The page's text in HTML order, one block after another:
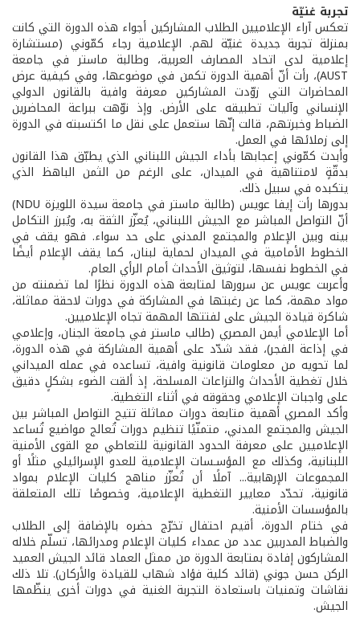
تجربة غنيّة
تعكس آراء الإعلاميين الطلاب المشاركين أجواء هذه الدورة التي كانت
بمنزلة تجربة جديدة غنيّة لهم. الإعلامية رجاء كمّوني (مستشارة
إعلامية لدى اتحاد المصارف العربية، وطالبة ماستر في جامعة
AUST)، رأت أنّ أهمية الدورة تكمن في موضوعها، وفي كيفية عرض
المحاضرات التي زوّدت المشاركين معرفة وافية بالقانون الدولي
الإنساني وآليات تطبيقه على الأرض. وإذ نوّهت ببراعة المحاضرين
الضباط وخبرتهم، قالت إنّها ستعمل على نقل ما اكتسبته في الدورة
إلى زملائها في العمل.
وأبدت كمّوني إعجابها بأداء الجيش اللبناني الذي يطبّق هذا القانون
بدقّةٍ لامتناهية في الميدان، على الرغم من الثمن الباهظ الذي
يتكبده في سبيل ذلك.
بدورها رأت إيفا عويس (طالبة ماستر في جامعة سيدة اللويزة NDU)
أنّ التواصل المباشر مع الجيش اللبناني، يُعزّز الثقة به، ويُبرز التكامل
بينه وبين الإعلام والمجتمع المدني على حد سواء. فهو يقف في
الخطوط الأمامية في الميدان لحماية لبنان، كما يقف الإعلام أيضًا
في الخطوط نفسها، لتوثيق الأحداث أمام الرأي العام.
وأعربت عويس عن سرورها لمتابعة هذه الدورة نظرًا لما تضمنته من
مواد مهمة، كما عن رغبتها في المشاركة في دورات لاحقة مماثلة،
شاكرة قيادة الجيش على لفتتها المهمة تجاه الإعلاميين.
أما الإعلامي أيمن المصري (طالب ماستر في جامعة الجنان، وإعلامي
في إذاعة الفجر)، فقد شدّد على أهمية المشاركة في هذه الدورة،
لما تحويه من معلومات قانونية وافية، تساعده في عمله الميداني
خلال تغطية الأحداث والنزاعات المسلحة، إذ ألقت الضوء بشكلٍ دقيق
على واجبات الإعلامي وحقوقه في أثناء التغطية.
وأكد المصري أهمية متابعة دورات مماثلة تتيح التواصل المباشر بين
الجيش والمجتمع المدني، متمنّيًا تنظيم دورات تُعالج مواضيع تُساعد
الإعلاميين على معرفة الحدود القانونية للتعاطي مع القوى الأمنية
اللبنانية، وكذلك مع المؤسـسات الإعلامية للعدو الإسرائيلي مثلًا أو
المجموعات الإرهابية... آملًا أن تُعزّز مناهج كليات الإعلام بمواد
قانونية، تحدّد معايير التغطية الإعلامية، وخصوصًا تلك المتعلقة
بالمؤسسات الأمنية.
في ختام الدورة، أقيم احتفال تخرّج حضره بالإضافة إلى الطلاب
والضباط المدربين عدد من عمداء كليات الإعلام ومدرائها، تسلّم خلاله
المشاركون إفادة بمتابعة الدورة من ممثل العماد قائد الجيش العميد
الركن حسن جوني (قائد كلية فؤاد شهاب للقيادة والأركان). تلا ذلك
نقاشات وتمنيات باستعادة التجربة الغنية في دورات أخرى ينظّمها
الجيش.